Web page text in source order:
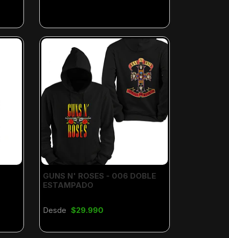
GUNS N' ROSES - 006 DOBLE
ESTAMPADO
Desde $29.990